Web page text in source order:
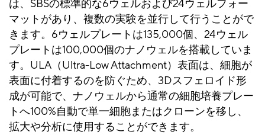
は、SBSの標準的な6ウェルおよび24ウェルフォー
マットがあり、複数の実験を並行して行うことがで
きます。6ウェルプレートは135,000個、24ウェル
プレートは100,000個のナノウェルを搭載していま
す。ULA（Ultra-Low Attachment）表面は、細胞が
表面に付着するのを防ぐため、3Dスフェロイド形
成が可能で、ナノウェルから通常の細胞培養プレー
トへ100%自動で単一細胞またはクローンを移し、
拡大や分析に使用することができます。